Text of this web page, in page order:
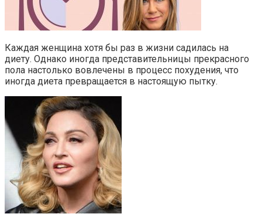
Каждая женщина хотя бы раз в жизни садилась на
диету. Однако иногда представительницы прекрасного
пола настолько вовлечены в процесс похудения, что
иногда диета превращается в настоящую пытку.